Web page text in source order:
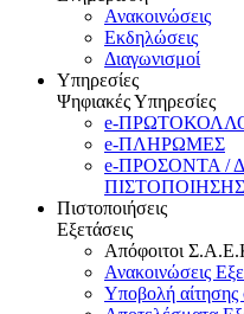
Ανακοινώσεις
Εκδηλώσεις
Διαγωνισμοί
Υπηρεσίες
Ψηφιακές Υπηρεσίες
e-
e-ΠΛΗΡΩΜΕΣ
e-ΠΡΟΣΟΝΤΑ /
ΠΙΣΤΟΠΟΙΗΣΗΣ
Πιστοποιήσεις
Εξετάσεις
Απόφοιτοι
Ανακοινώσεις
Υποβολή αίτησης